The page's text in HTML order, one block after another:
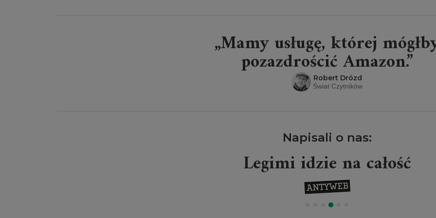
„Mamy usługę, której
pozazdrościć Amazon.”
Robert Drózd
Świat Czytników
Napisali o nas:
Legimi idzie na całość